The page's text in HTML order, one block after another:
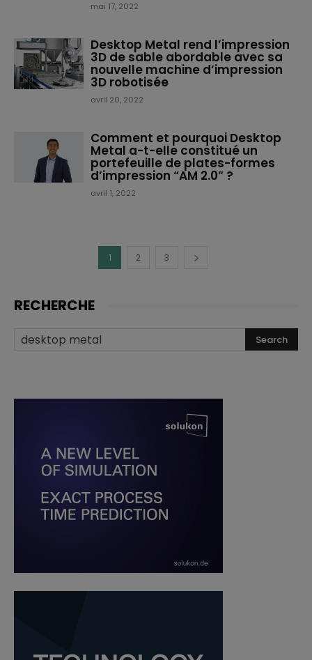
mai 17, 2022
Desktop Metal rend l’impression
3D de sable abordable avec sa
nouvelle machine d’impression
3D robotisée
avril 20, 2022
Comment et pourquoi Desktop
Metal a-t-elle constitué un
portefeuille de plates-formes
d’impression “AM 2.0” ?
avril 1, 2022
1 2 3
RECHERCHE